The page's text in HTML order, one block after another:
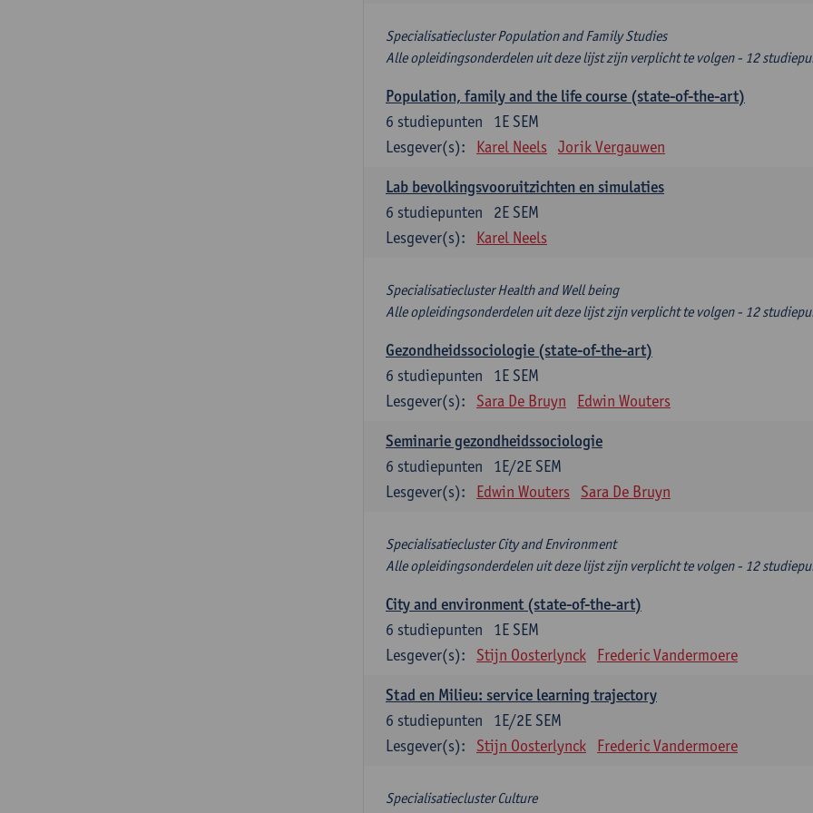
Specialisatiecluster Population and Family Studies
Alle opleidingsonderdelen uit deze lijst zijn verplicht te volgen - 12
Population, family and the life course (state-of-the-art)
1E SEM
6 studiepunten
Lesgever(s):
Karel Neels Jorik Vergauwen
Lab bevolkingsvooruitzichten en simulaties
2E SEM
6 studiepunten
Lesgever(s):
Karel Neels
Specialisatiecluster Health and Well being
Alle opleidingsonderdelen uit deze lijst zijn verplicht te volgen - 12
Gezondheidssociologie (state-of-the-art)
1E SEM
6 studiepunten
Lesgever(s):
Sara De Bruyn Edwin Wouters
Seminarie gezondheidssociologie
1E/2E SEM
6 studiepunten
Lesgever(s):
Edwin Wouters Sara De Bruyn
Specialisatiecluster City and Environment
Alle opleidingsonderdelen uit deze lijst zijn verplicht te volgen - 12
City and environment (state-of-the-art)
1E SEM
6 studiepunten
Lesgever(s):
Stijn Oosterlynck Frederic Vandermoere
Stad en Milieu: service learning trajectory
1E/2E SEM
6 studiepunten
Lesgever(s):
Stijn Oosterlynck Frederic Vandermoere
Specialisatiecluster Culture